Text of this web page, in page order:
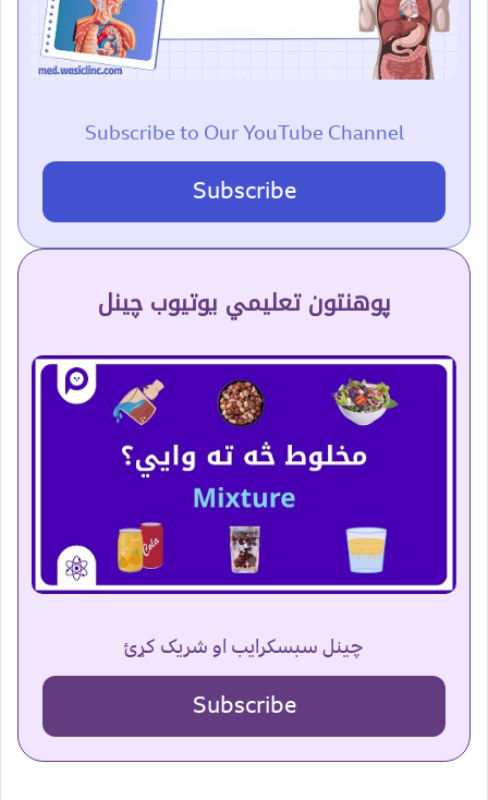
Subscribe to Our YouTube Channel
Subscribe
پوهنتون تعلیمي یوتیوب چینل
چینل سبسکرایب او شریک کړئ
Subscribe